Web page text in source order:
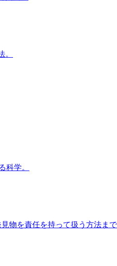
科学。
物を責任を持って扱う方法まで